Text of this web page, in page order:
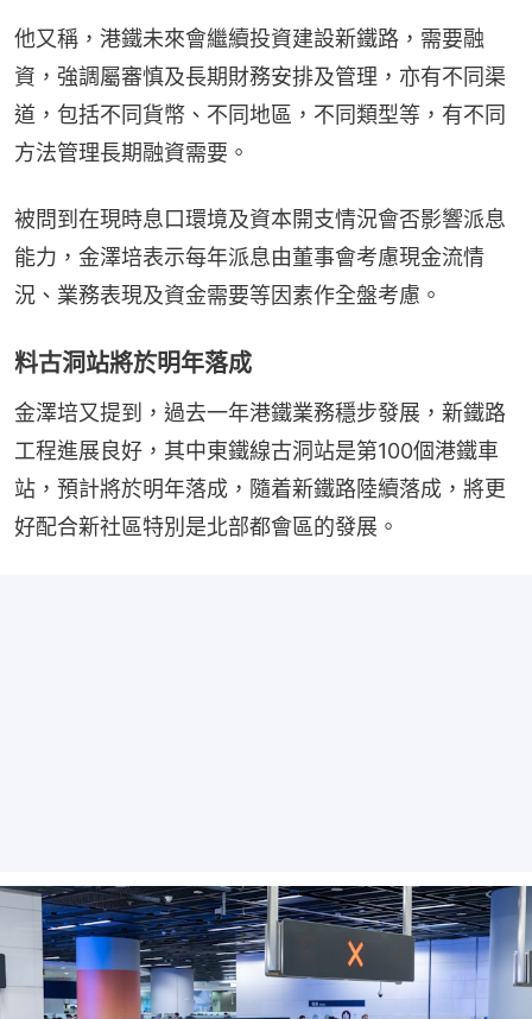
他又稱，港鐵未來會繼續投資建設新鐵路，需要融
資，強調屬審慎及長期財務安排及管理，亦有不同渠
道，包括不同貨幣、不同地區，不同類型等，有不同
方法管理長期融資需要。
被問到在現時息口環境及資本開支情況會否影響派息
能力，金澤培表示每年派息由董事會考慮現金流情
況、業務表現及資金需要等因素作全盤考慮。
料古洞站將於明年落成
金澤培又提到，過去一年港鐵業務穩步發展，新鐵路
工程進展良好，其中東鐵線古洞站是第100個港鐵車
站，預計將於明年落成，隨着新鐵路陸續落成，將更
好配合新社區特別是北部都會區的發展。